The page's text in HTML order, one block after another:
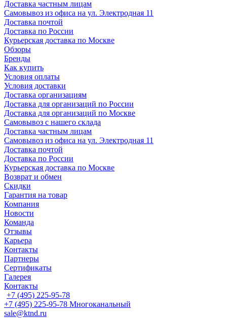
Доставка частным лицам
Самовывоз из офиса на ул. Электродная 11
Доставка почтой
Доставка по России
Курьерская доставка по Москве
Обзоры
Бренды
Как купить
Условия оплаты
Условия доставки
Доставка организациям
Доставка для организаций по России
Доставка для организаций по Москве
Самовывоз с нашего склада
Доставка частным лицам
Самовывоз из офиса на ул. Электродная 11
Доставка почтой
Доставка по России
Курьерская доставка по Москве
Возврат и обмен
Скидки
Гарантия на товар
Компания
Новости
Команда
Отзывы
Карьера
Контакты
Партнеры
Сертификаты
Галерея
Контакты
+7 (495) 225-95-78
+7 (495) 225-95-78 Многоканальный
sale@ktnd.ru